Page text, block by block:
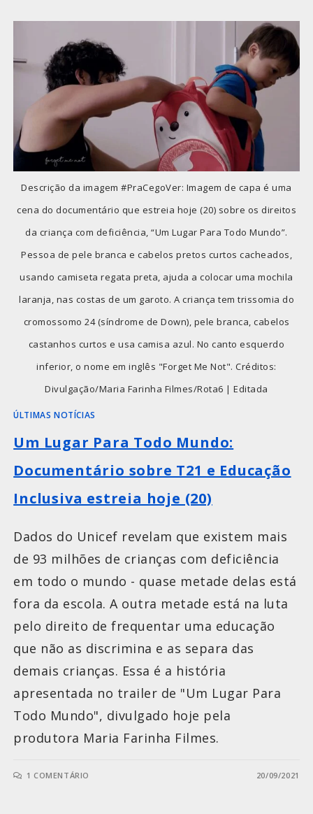
Descrição da imagem #PraCegoVer: Imagem de capa é uma
cena do documentário que estreia hoje (20) sobre os direitos
da criança com deficiência, “Um Lugar Para Todo Mundo”.
Pessoa de pele branca e cabelos pretos curtos cacheados,
usando camiseta regata preta, ajuda a colocar uma mochila
laranja, nas costas de um garoto. A criança tem trissomia do
cromossomo 24 (síndrome de Down), pele branca, cabelos
castanhos curtos e usa camisa azul. No canto esquerdo
inferior, o nome em inglês "Forget Me Not". Créditos:
Divulgação/Maria Farinha Filmes/Rota6 | Editada
ÚLTIMAS NOTÍCIAS
Um Lugar Para Todo Mundo:
Documentário sobre T21 e Educação
Inclusiva estreia hoje (20)
Dados do Unicef revelam que existem mais
de 93 milhões de crianças com deficiência
em todo o mundo - quase metade delas está
fora da escola. A outra metade está na luta
pelo direito de frequentar uma educação
que não as discrimina e as separa das
demais crianças. Essa é a história
apresentada no trailer de "Um Lugar Para
Todo Mundo", divulgado hoje pela
produtora Maria Farinha Filmes.
1 COMENTÁRIO 20/09/2021